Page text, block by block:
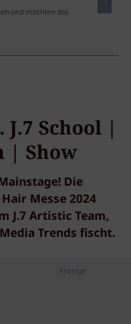
und möchten das
School |
| Show
Die
Messe 2024
J.7 Artistic Team,
Trends fischt.
Anzeige